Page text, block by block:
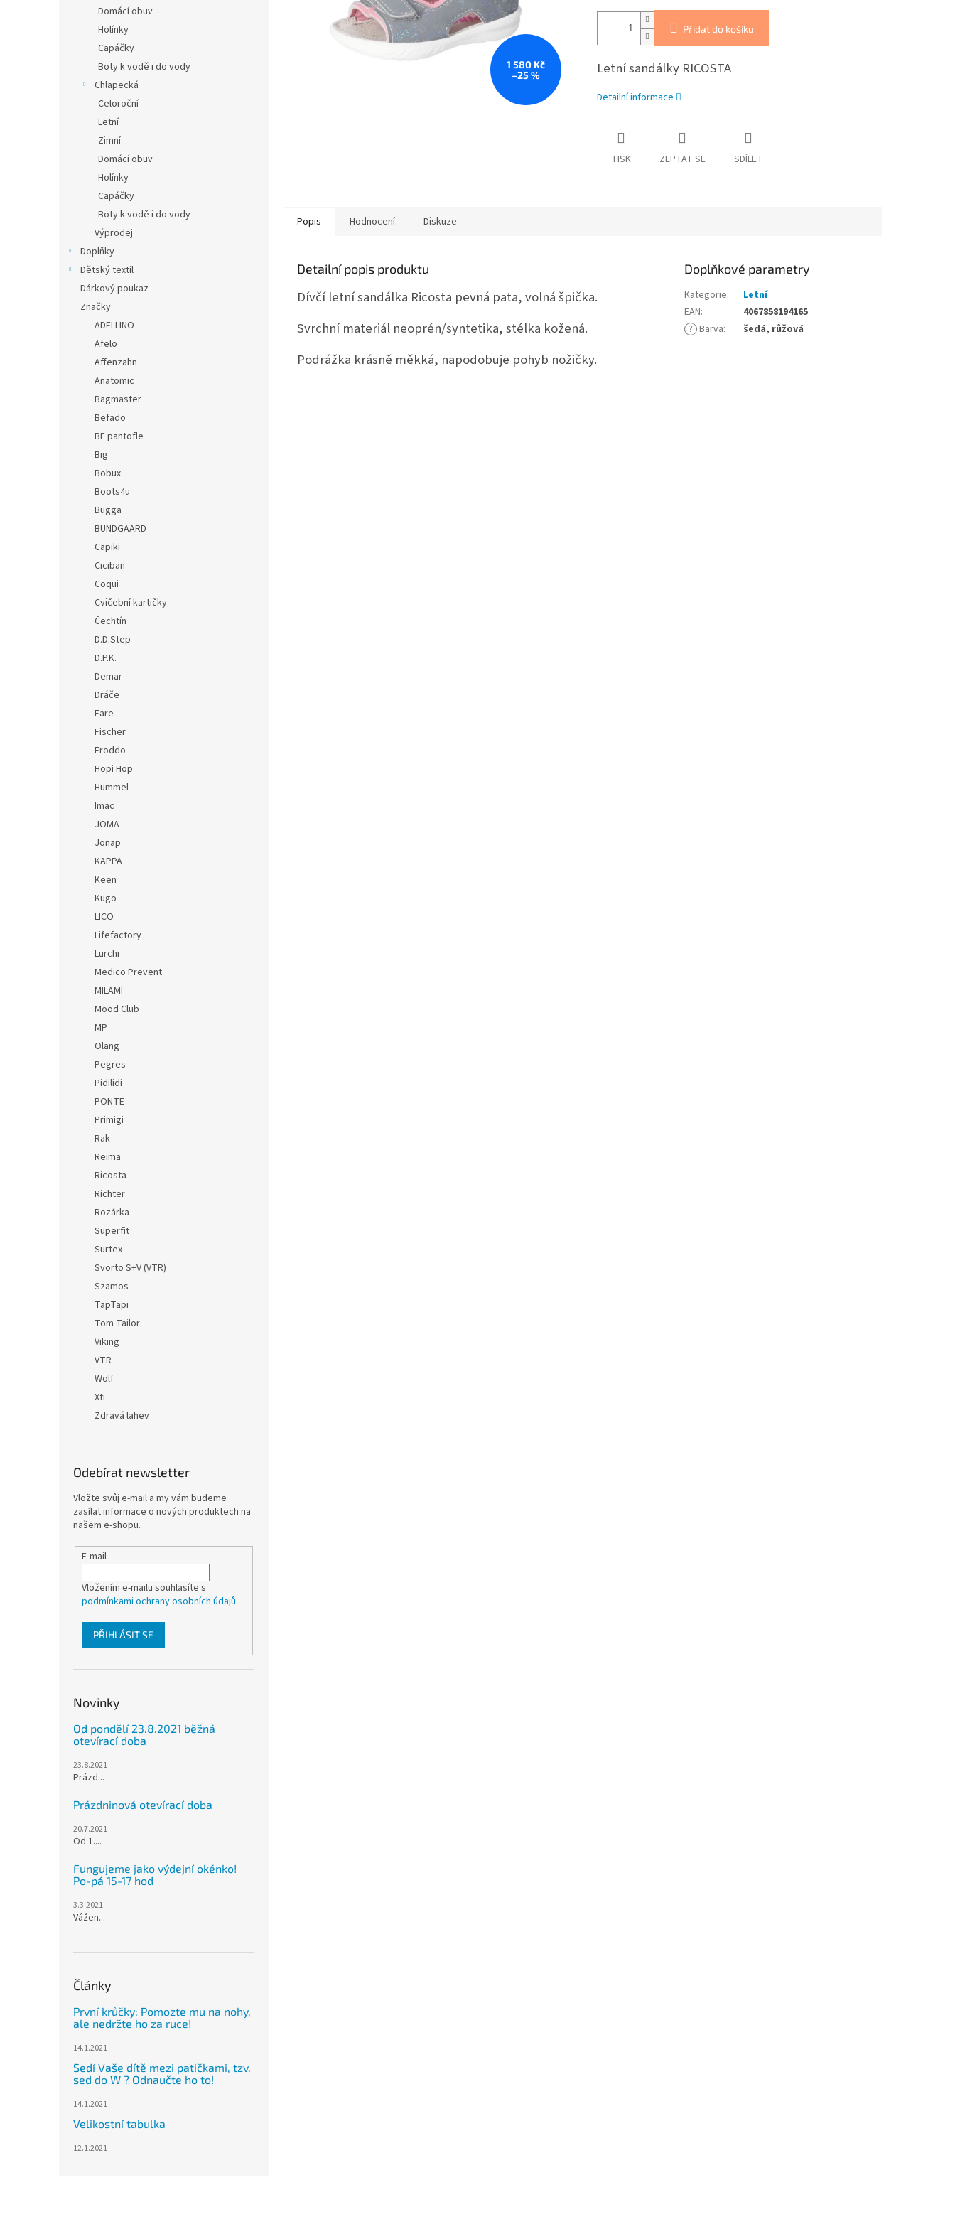
Domácí obuv
Holínky
Capáčky
Boty k vodě i do vody
Chlapecká
Celoroční
Letní
Zimní
Domácí obuv
Holínky
Capáčky
Boty k vodě i do vody
Výprodej
Doplňky
Dětský textil
Dárkový poukaz
Značky
ADELLINO
Afelo
Affenzahn
Anatomic
Bagmaster
Befado
BF pantofle
Big
Bobux
Boots4u
Bugga
BUNDGAARD
Capiki
Ciciban
Coqui
Cvičební kartičky
Čechtín
D.D.Step
D.P.K.
Demar
Dráče
Fare
Fischer
Froddo
Hopi Hop
Hummel
Imac
JOMA
Jonap
KAPPA
Keen
Kugo
LICO
Lifefactory
Lurchi
Medico Prevent
MILAMI
Mood Club
MP
Olang
Pegres
Pidilidi
PONTE
Primigi
Rak
Reima
Ricosta
Richter
Rozárka
Superfit
Surtex
Svorto S+V (VTR)
Szamos
TapTapi
Tom Tailor
Viking
VTR
Wolf
Xti
Zdravá lahev
Odebírat newsletter
Vložte svůj e-mail a my vám budeme
zasílat informace o nových produktech na
našem e-shopu.
E-mail
Vložením e-mailu souhlasíte s
podmínkami ochrany osobních údajů
PŘIHLÁSIT SE
Novinky
Od pondělí 23.8.2021 běžná
otevírací doba
23.8.2021
Prázd...
Prázdninová otevírací doba
20.7.2021
Od 1....
Fungujeme jako výdejní okénko!
Po-pá 15-17 hod
3.3.2021
Vážen...
Články
První krůčky: Pomozte mu na nohy,
ale nedržte ho za ruce!
14.1.2021
Sedí Vaše dítě mezi patičkami, tzv.
sed do W ? Odnaučte ho to!
14.1.2021
Velikostní tabulka
12.1.2021
1 580 Kč
–25 %
Přidat do košíku
Letní sandálky RICOSTA
Detailní informace
TISK ZEPTAT SE SDÍLET
Popis Hodnocení Diskuze
Detailní popis produktu
Dívčí letní sandálka Ricosta pevná pata, volná špička.
Svrchní materiál neoprén/syntetika, stélka kožená.
Podrážka krásně měkká, napodobuje pohyb nožičky.
Doplňkové parametry
Kategorie:
Letní
EAN:
4067858194165
? Barva: šedá, růžová